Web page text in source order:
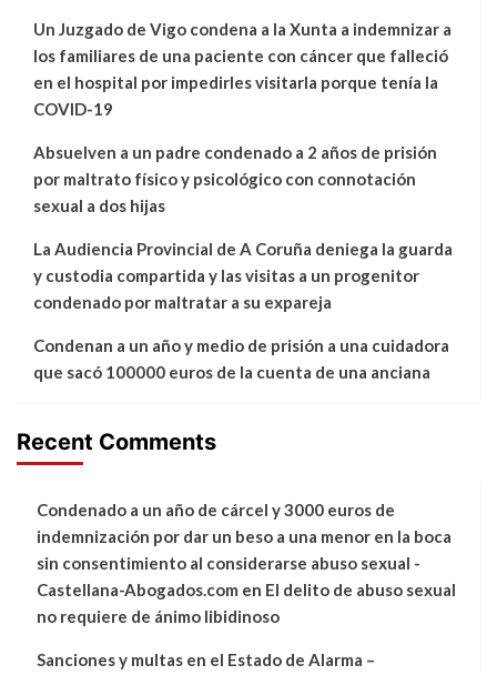
Un Juzgado de Vigo condena a la Xunta a indemnizar a
los familiares de una paciente con cáncer que falleció
en el hospital por impedirles visitarla porque tenía la
COVID-19
Absuelven a un padre condenado a 2 años de prisión
por maltrato físico y psicológico con connotación
sexual a dos hijas
La Audiencia Provincial de A Coruña deniega la guarda
y custodia compartida y las visitas a un progenitor
condenado por maltratar a su expareja
Condenan a un año y medio de prisión a una cuidadora
que sacó 100000 euros de la cuenta de una anciana
Recent Comments
Condenado a un año de cárcel y 3000 euros de
indemnización por dar un beso a una menor en la boca
sin consentimiento al considerarse abuso sexual -
Castellana-Abogados.com en El delito de abuso sexual
no requiere de ánimo libidinoso
Sanciones y multas en el Estado de Alarma –